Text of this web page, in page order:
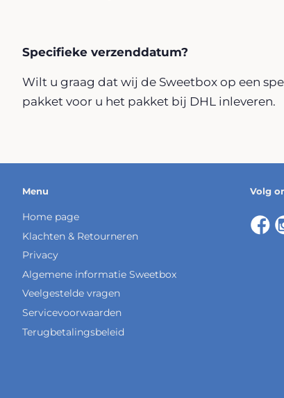
Specifieke verzenddatum?
Wilt u graag dat wij de Sweetbox op een
pakket voor u het pakket bij DHL inleveren.
Menu
Home page
Klachten & Retourneren
Privacy
Algemene informatie Sweetbox
Veelgestelde vragen
Servicevoorwaarden
Terugbetalingsbeleid
Volg